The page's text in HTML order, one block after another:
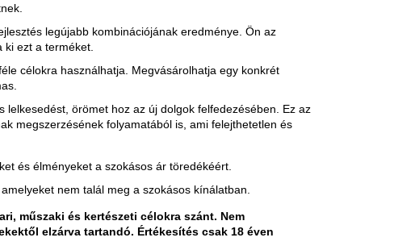
legújabb kombinációjának eredménye. Ön az
ezt a terméket.
célokra használhatja. Megvásárolhatja egy konkrét
lelkesedést, örömet hoz az új dolgok felfedezésében. Ez az
megszerzésének folyamatából is, ami felejthetetlen és
és élményeket a szokásos ár töredékéért.
nem talál meg a szokásos kínálatban.
műszaki és kertészeti célokra szánt. Nem
elzárva tartandó. Értékesítés csak 18 éven